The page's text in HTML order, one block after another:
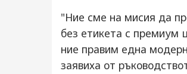
"Ние сме на мисия да
без етикета с премиум
ние правим една
заявиха от